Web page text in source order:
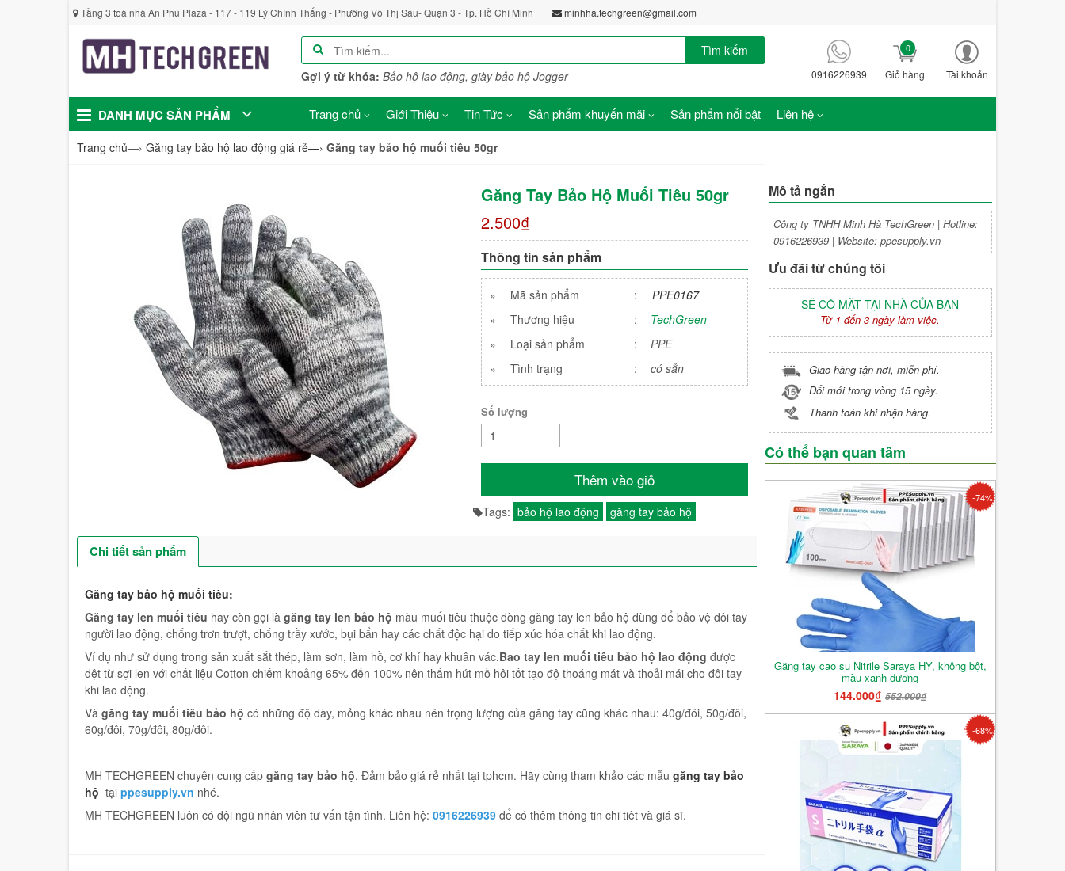
Tầng 3 toà nhà An Phú Plaza - 117 - 119 Lý Chính Thắng - Phường Võ Thị Sáu- Quận 3 - Tp. Hồ Chí Minh minhha.techgreen@gmail.com
Tìm kiếm
Gợi ý từ khóa: Bảo hộ lao động, giày bảo hộ Jogger 0916226939 Giỏ hàng
0
Tài khoản
DANH MỤC SẢN PHẨM Trang chủ Giới Thiệu Tin Tức Sản phẩm khuyến mãi Sản phẩm nổi bật Liên hệ
Trang chủ—› Găng tay bảo hộ lao động giá rẻ—› Găng tay bảo hộ muối tiêu 50gr
Găng Tay Bảo Hộ Muối Tiêu 50gr
2.500₫
Thông tin sản phẩm
» Mã sản phẩm :
PPE0167
»
Thương hiệu :
TechGreen
»
Loại sản phẩm :
PPE
»
Tình trạng : có sẳn
Số lượng
Thêm vào giỏ
Tags: bảo hộ lao động găng tay bảo hộ
Chi tiết sản phẩm
Găng tay bảo hộ muối tiêu:
Găng tay len muối tiêu hay còn gọi là găng tay len bảo hộ màu muối tiêu thuộc dòng găng tay len bảo hộ dùng để bảo vệ đôi tay
người lao động, chống trơn trượt, chống trầy xước, bụi bẩn hay các chất độc hại do tiếp xúc hóa chất khi lao động.
Ví dụ như sử dụng trong sản xuất sắt thép, làm sơn, làm hồ, cơ khí hay khuân vác.Bao tay len muối tiêu bảo hộ lao động được
dệt từ sợi len với chất liệu Cotton chiếm khoảng 65% đến 100% nên thấm hút mồ hôi tốt tạo độ thoáng mát và thoải mái cho đôi tay
khi lao động.
Và găng tay muối tiêu bảo hộ có những độ dày, mỏng khác nhau nên trọng lượng của găng tay cũng khác nhau: 40g/đôi, 50g/đôi,
60g/đôi, 70g/đôi, 80g/đôi.
MH TECHGREEN chuyên cung cấp găng tay bảo hộ. Đảm bảo giá rẻ nhất tại tphcm. Hãy cùng tham khảo các mẫu găng tay bảo
hộ tại ppesupply.vn nhé.
MH TECHGREEN luôn có đội ngũ nhân viên tư vấn tận tình. Liên hệ: 0916226939 để có thêm thông tin chi tiêt và giá sĩ.
Mô tả ngắn
Công ty TNHH Minh Hà TechGreen | Hotline:
0916226939 | Website: ppesupply.vn
Ưu đãi từ chúng tôi
SẼ CÓ MẶT TẠI NHÀ CỦA BẠN
Từ 1 đến 3 ngày làm việc.
Giao hàng tận nơi, miễn phí.
Đổi mới trong vòng 15 ngày.
Thanh toán khi nhận hàng.
Có thể bạn quan tâm
-74%
Găng tay cao su Nitrile Saraya HY, không bột,
màu xanh dương
144.000₫552.000₫
-68%